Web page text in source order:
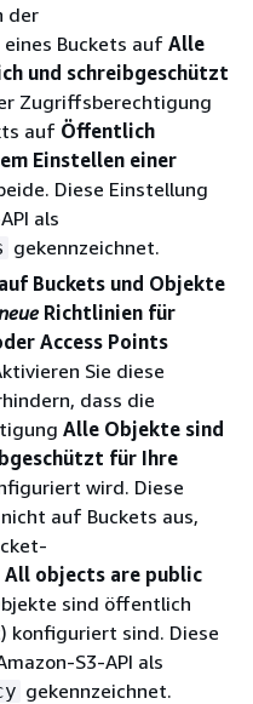
der
Buckets auf Alle
und schreibgeschützt
Zugriffsberechtigung
auf Öffentlich
Einstellen einer
Diese Einstellung
als
gekennzeichnet.
Buckets und Objekte
Richtlinien für
Access Points
Sie diese
dass die
Alle Objekte sind
für Ihre
wird. Diese
auf Buckets aus,
All objects are public
sind öffentlich
konfiguriert sind. Diese
S3-API als
gekennzeichnet.